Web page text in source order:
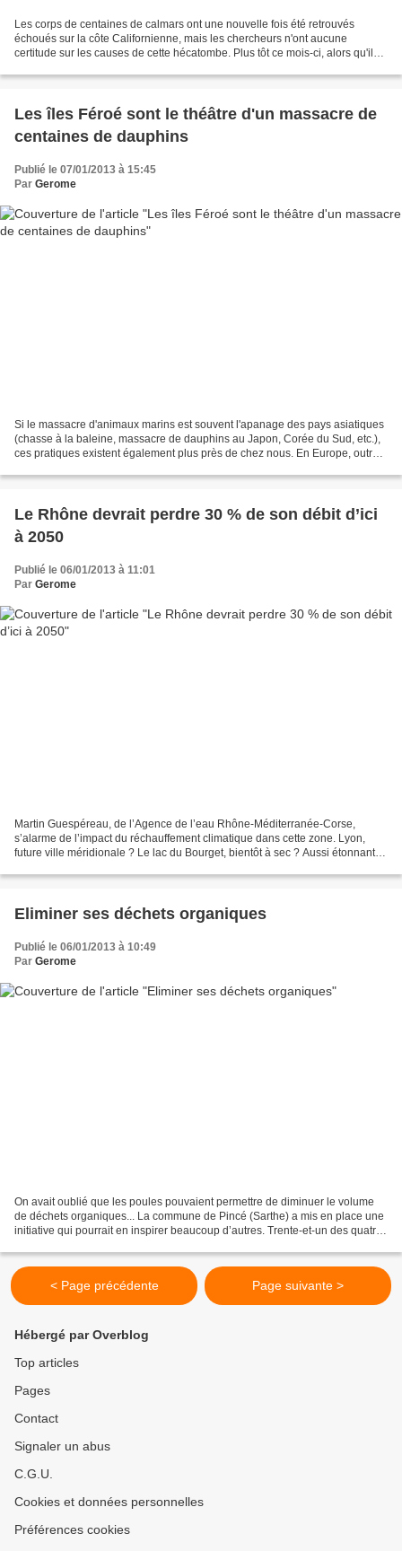
Les corps de centaines de calmars ont une nouvelle fois été retrouvés
échoués sur la côte Californienne, mais les chercheurs n'ont aucune
certitude sur les causes de cette hécatombe. Plus tôt ce mois-ci, alors qu'il
Les îles Féroé sont le théâtre d'un massacre de
centaines de dauphins
Publié le 07/01/2013 à 15:45
Par Gerome
Si le massacre d'animaux marins est souvent l'apanage des pays asiatiques
(chasse à la baleine, massacre de dauphins au Japon, Corée du Sud, etc.),
ces pratiques existent également plus près de chez nous. En Europe, outre
Le Rhône devrait perdre 30 % de son débit d’ici
à 2050
Publié le 06/01/2013 à 11:01
Par Gerome
Martin Guespéreau, de l’Agence de l’eau Rhône-Méditerranée-Corse,
s’alarme de l’impact du réchauffement climatique dans cette zone. Lyon,
future ville méridionale ? Le lac du Bourget, bientôt à sec ? Aussi étonnantes
Eliminer ses déchets organiques
Publié le 06/01/2013 à 10:49
Par Gerome
On avait oublié que les poules pouvaient permettre de diminuer le volume
de déchets organiques... La commune de Pincé (Sarthe) a mis en place une
initiative qui pourrait en inspirer beaucoup d’autres. Trente-et-un des quatre-
< Page précédente Page suivante >
Hébergé par Overblog
Top articles
Pages
Contact
Signaler un abus
C.G.U.
Cookies et données personnelles
Préférences cookies